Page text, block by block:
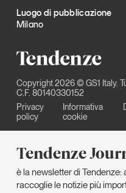
Tendenze
è la newsletter di
raccoglie le notizie più
Luogo di pubblicazione
Milano
Copyright 2026 © GS1 Italy.
C.F. 80140330152
Privacy
policy
Informativa
cookie